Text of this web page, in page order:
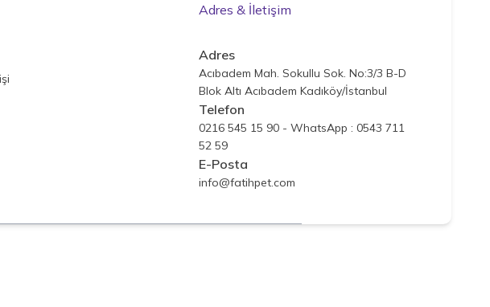
Adres & İletişim
Adres
Acıbadem Mah. Sokullu Sok. No:3/3 B-D
Blok Altı Acıbadem Kadıköy/İstanbul
Telefon
0216 545 15 90 - WhatsApp : 0543 711
52 59
E-Posta
info@fatihpet.com